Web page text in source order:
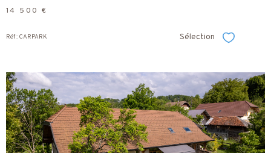
14 500 €
Réf : CARPARK Sélection Sélectionner
voir le